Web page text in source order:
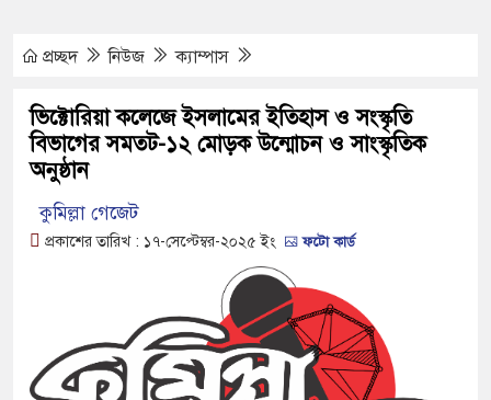
প্রচ্ছদ নিউজ ক্যাম্পাস
ভিক্টোরিয়া কলেজে ইসলামের ইতিহাস ও সংস্কৃতি
বিভাগের সমতট-১২ মোড়ক উন্মোচন ও সাংস্কৃতিক
অনুষ্ঠান
কুমিল্লা গেজেট
প্রকাশের তারিখ : ১৭-সেপ্টেম্বর-২০২৫ ইং ফটো কার্ড